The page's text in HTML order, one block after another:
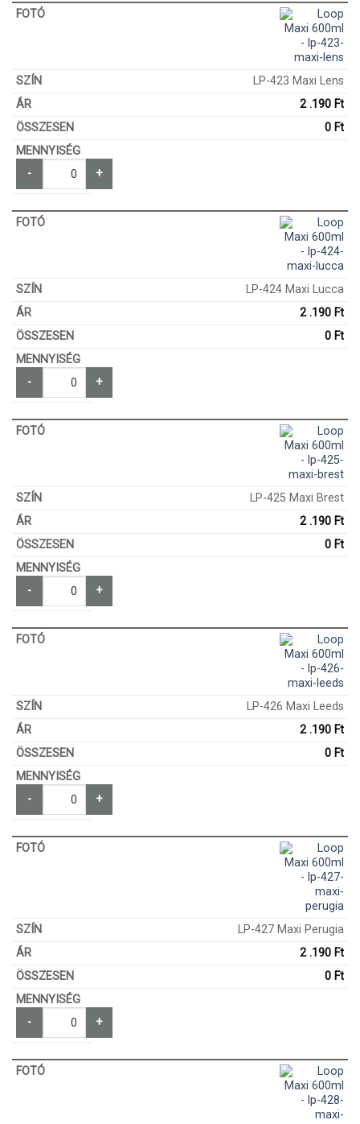
LP-423 Maxi Lens
2 .190 Ft
0 Ft
- +
LP-424 Maxi Lucca
2 .190 Ft
0 Ft
- +
LP-425 Maxi Brest
2 .190 Ft
0 Ft
- +
LP-426 Maxi Leeds
2 .190 Ft
0 Ft
- +
LP-427 Maxi Perugia
2 .190 Ft
0 Ft
- +